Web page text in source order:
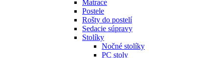
Matrace
Postele
Rošty do postelí
Sedacie súpravy
Stolíky
Nočné stolíky
PC stoly